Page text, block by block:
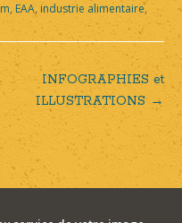
, EAA,industrie alimentaire,
INFOGRAPHIES et
ILLUSTRATIONS →